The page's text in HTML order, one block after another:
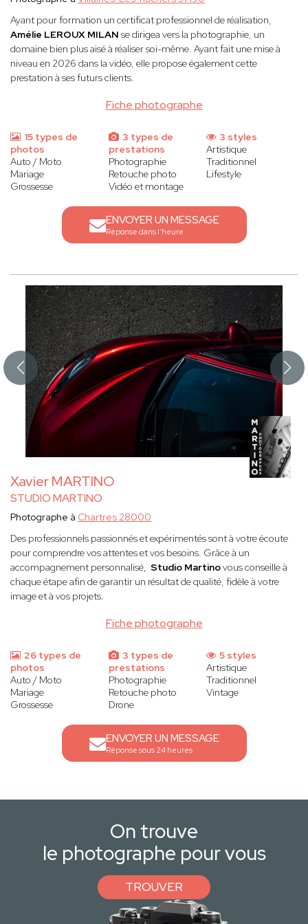
Fiche photographe
Ayant pour formation un certificat professionnel de réalisation,
Amélie LEROUX MILAN se dirigea vers la photographie, un
domaine bien plus aisé à réaliser soi-même. Ayant fait une mise à
niveau en 2026 dans la vidéo, elle propose également cette
prestation à ses futurs clients.
15 types de
photos
Auto / Moto
Mariage
Grossesse
3 types de
prestations
Photographie
Retouche photo
Vidéo et montage
3 styles
Artistique
Traditionnel
Lifestyle
ENVOYER UN MESSAGE
Réponse dans l'heure
Xavier MARTINO
STUDIO MARTINO
Fiche photographe
Photographe à Chartres 28000
Des professionnels passionnés et expérimentés sont à votre écoute
pour comprendre vos attentes et vos besoins. Grâce à un
accompagnement personnalisé, Studio Martinovous conseille à
chaque étape afin de garantir un résultat de qualité, fidèle à votre
image et à vos projets.
26 types de
photos
Auto / Moto
Mariage
Grossesse
3 types de
prestations
Photographie
Retouche photo
Drone
5 styles
Artistique
Traditionnel
Vintage
ENVOYER UN MESSAGE
Réponse sous 24 heures
On trouve
le photographe pour vous
TROUVER